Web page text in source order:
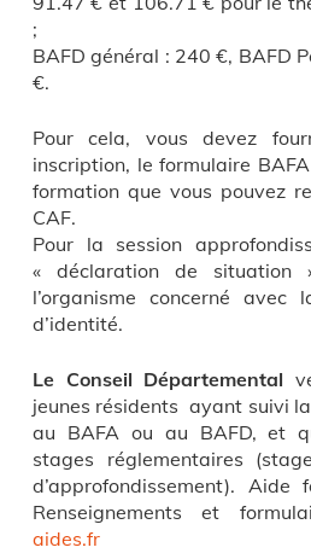
;
BAFD général : 240 €, BAFD
€.
Pour cela, vous devez
inscription, le formulaire
formation que vous pouvez
CAF.
Pour la session
« déclaration de
l’organisme concerné
d’identité.
Le Conseil Départemental
jeunes résidents ayant suivi
au BAFA ou au BAFD, et
stages réglementaires
d’approfondissement).
Renseignements et
aides.fr